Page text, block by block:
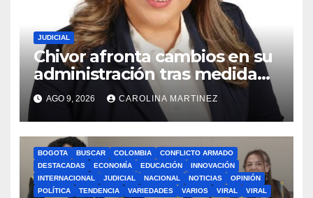
JUDICIAL
Chivor afronta cambios en su
administración tras medida
preventiva adoptada dentro
de proceso disciplinario
contra la mandataria
municipal
AGO 9, 2026 CAROLINA MARTINEZ
BOGOTA BUSCAR COLOMBIA
CONFLICTO ARMADO
DESTACADAS
ECONOMÍA EDUCACIÓN
INNOVACIÓN
INTERNACIONAL
JUDICIAL NACIONAL NOTICIAS
OPINIÓN
POLÍTICA
TENDENCIA VARIEDADES VARIOS VIRAL VIRAL